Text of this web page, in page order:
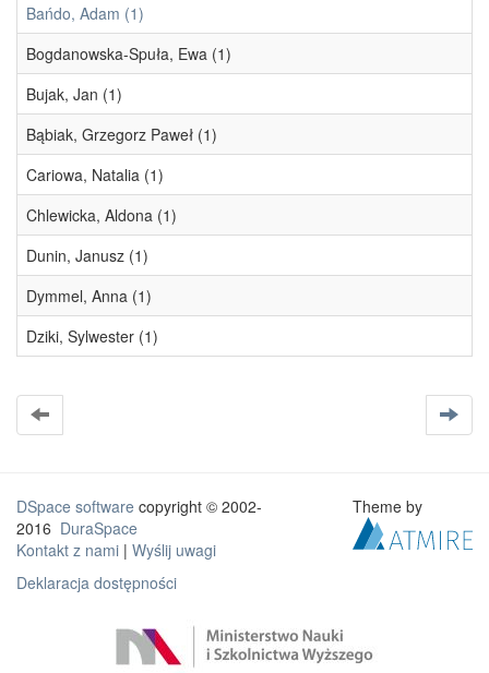
Bańdo, Adam (1)
Bogdanowska-Spuła, Ewa (1)
Bujak, Jan (1)
Bąbiak, Grzegorz Paweł (1)
Cariowa, Natalia (1)
Chlewicka, Aldona (1)
Dunin, Janusz (1)
Dymmel, Anna (1)
Dziki, Sylwester (1)
DSpace software copyright © 2002-
2016 DuraSpace
Kontakt z nami | Wyślij uwagi
Deklaracja dostępności
Theme by